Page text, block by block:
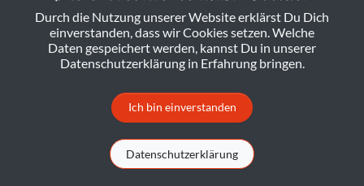
Durch die Nutzung unserer Website erklärst Du Dich
einverstanden, dass wir Cookies setzen. Welche
Daten gespeichert werden, kannst Du in unserer
Datenschutzerklärung in Erfahrung bringen.
Ich bin einverstanden
Datenschutzerklärung